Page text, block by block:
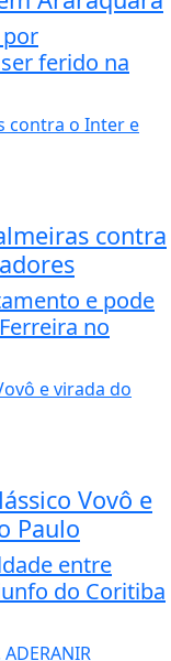
por
ferido na
contra
e pode
no
Vovô e
Paulo
entre
do Coritiba